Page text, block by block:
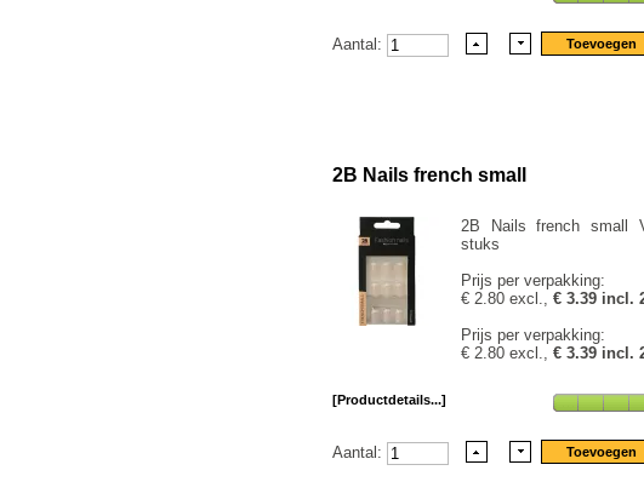
Aantal:
2B Nails french small
2B Nails french small
stuks
Prijs per verpakking:
€ 2.80 excl., € 3.39 incl.
Prijs per verpakking:
€ 2.80 excl., € 3.39 incl.
[Productdetails...]
Aantal: